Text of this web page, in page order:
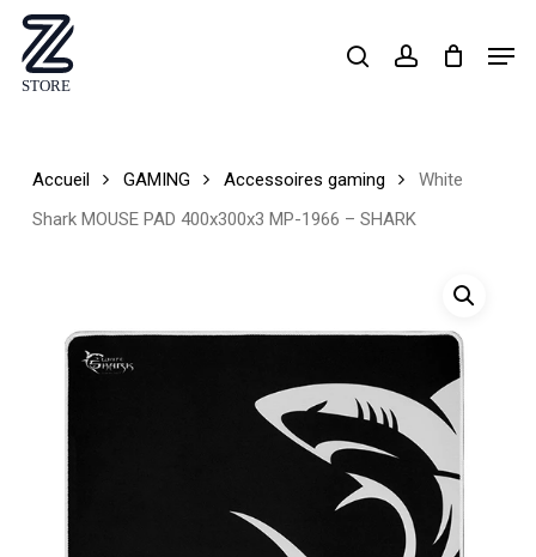
Skip
main
searchaccount
Accueil GAMING Accessoires gaming
White
Shark MOUSE PAD 400x300x3 MP-1966 – SHARK